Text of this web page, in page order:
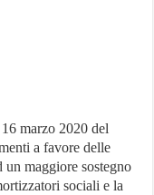
marzo 2020 del
a favore delle
un maggiore sostegno
sociali e la